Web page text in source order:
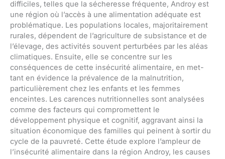
difficiles, telles que la sécheresse fréquente, Androy est
une région où l’accès à une alimentation adéquate est
problématique. Les populations locales, majoritairement
rurales, dépendent de l’agriculture de subsistance et de
l’élevage, des activités souvent perturbées par les aléas
climatiques. Ensuite, elle se concentre sur les
conséquences de cette insécurité alimentaire, en met-
tant en évidence la prévalence de la malnutrition,
particulièrement chez les enfants et les femmes
enceintes. Les carences nutritionnelles sont analysées
comme des facteurs qui compromettent le
développement physique et cognitif, aggravant ainsi la
situation économique des familles qui peinent à sortir du
cycle de la pauvreté. Cette étude explore l’ampleur de
l’insécurité alimentaire dans la région Androy, les causes